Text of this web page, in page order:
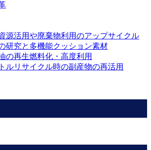
源活用や廃棄物利用のアップサイクル
研究と多機能クッション素材
の再生燃料化・高度利用
ルリサイクル時の副産物の再活用